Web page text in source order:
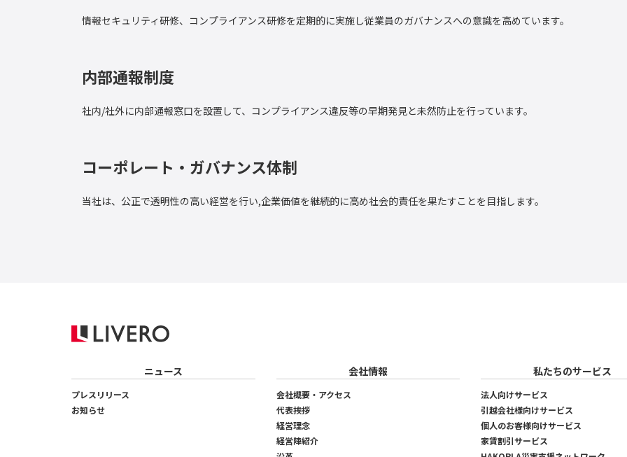
情報セキュリティ研修、コンプライアンス研修を定期的に実施し従業員のガバナンスへの意識を高めています。
内部通報制度
社内/社外に内部通報窓口を設置して、コンプライアンス違反等の早期発見と未然防止を行っています。
コーポレート・ガバナンス体制
当社は、公正で透明性の高い経営を行い,企業価値を継続的に高め社会的責任を果たすことを目指します。
ニュース
プレスリリース
お知らせ
会社情報
会社概要・アクセス
代表挨拶
経営理念
経営陣紹介
私たちのサービス
法人向けサービス
引越会社様向けサービス
個人のお客様向けサービス
家賃割引サービス